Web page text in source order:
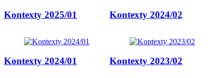
Kontexty 2025/01 Kontexty 2024/02
Kontexty 2024/01 Kontexty 2023/02